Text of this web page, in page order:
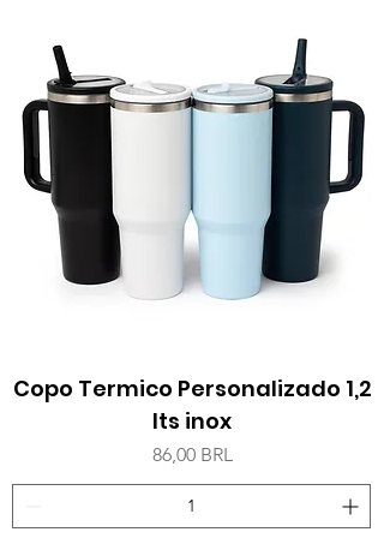
Copo Termico Personalizado 1,2
lts inox
Precio
86,00 BRL